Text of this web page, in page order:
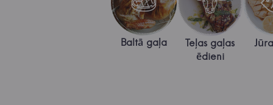
Baltā gaļa
Teļas gaļas
ēdieni